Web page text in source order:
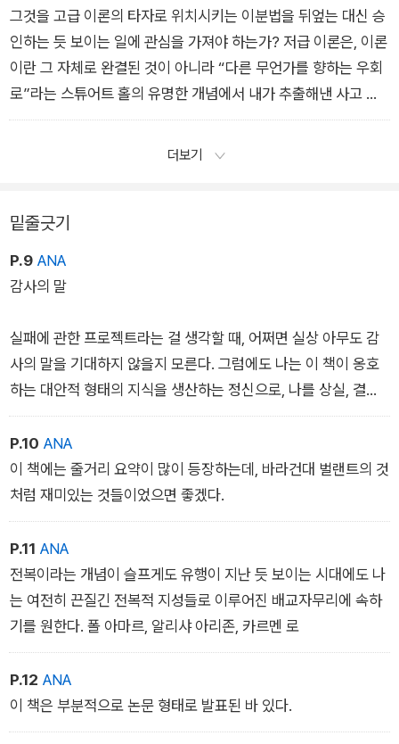
다. 이 비전문가화의 목표는 폐기하는 것이 아니다. 모튼과 하니
는 탈주하는 지식인을 이것의 제거와 폐기, 저것의 건립과 재건립
에 반대하는 존재로 설정한다. 그것은 “교도소의 폐기보다는 교
도소나 노예제, 임금제를 가질 수 있는 사회의 폐기, 그러므로 뭔
가를 제거하기 위한 폐기가 아닌, 새로운 사회를 건립하기 위한
그것을 고급 이론의 타자로 위치시키는 이분법을 뒤엎는 대신 승
인하는 듯 보이는 일에 관심을 가져야 하는가? 저급 이론은, 이론
이란 그 자체로 완결된 것이 아니라 “다른 무언가를 향하는 우회
로”라는 스튜어트 홀의 유명한 개념에서 내가 추출해낸 사고 모
형이다. 다시금 우리는 길 찾기보다 길 잃기의 유용성을 생각해볼
수 있으며, 그럼으로써 벤야민식 산책 혹은 상황주의자들의 표류
더보기
밑줄긋기
P.9 ANA
감사의 말
실패에 관한 프로젝트라는 걸 생각할 때, 어쩌면 실상 아무도 감
사의 말을 기대하지 않을지 모른다. 그럼에도 나는 이 책이 옹호
하는 대안적 형태의 지식을 생산하는 정신으로, 나를 상실, 결
핍, <네모바지 스펀지밥>뿐만 아니라 실패, 멍청함, 부정성이라
는 주제로 인도해준 그 모든 멋진 사람들을 언급해야겠다.
P.10 ANA
이 책에는 줄거리 요약이 많이 등장하는데, 바라건대 벌랜트의 것
처럼 재미있는 것들이었으면 좋겠다.
P.11 ANA
전복이라는 개념이 슬프게도 유행이 지난 듯 보이는 시대에도 나
는 여전히 끈질긴 전복적 지성들로 이루어진 배교자무리에 속하
기를 원한다. 폴 아마르, 알리샤 아리존, 카르멘 로
P.12 ANA
이 책은 부분적으로 논문 형태로 발표된 바 있다.